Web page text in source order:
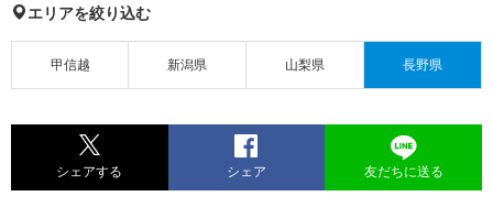
エリアを絞り込む
甲信越 新潟県 山梨県 長野県
シェアする シェア 友だちに送る